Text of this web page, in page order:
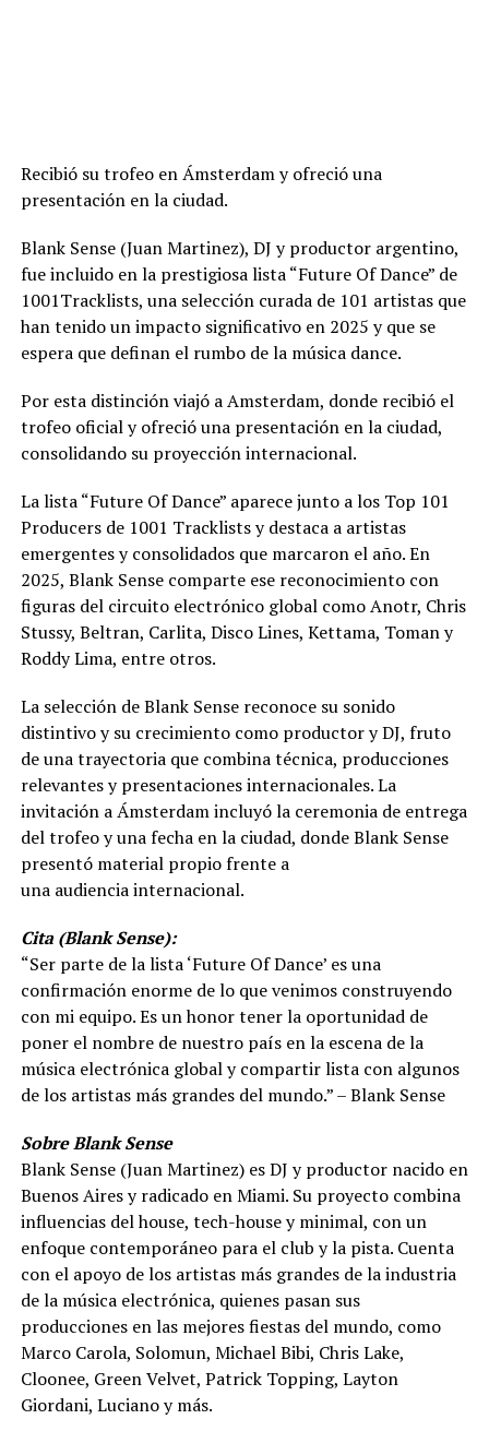
Recibió su trofeo en Ámsterdam y ofreció una
presentación en la ciudad.
Blank Sense (Juan Martinez), DJ y productor argentino,
fue incluido en la prestigiosa lista “Future Of Dance” de
1001Tracklists, una selección curada de 101 artistas que
han tenido un impacto significativo en 2025 y que se
espera que definan el rumbo de la música dance.
Por esta distinción viajó a Amsterdam, donde recibió el
trofeo oficial y ofreció una presentación en la ciudad,
consolidando su proyección internacional.
La lista “Future Of Dance” aparece junto a los Top 101
Producers de 1001 Tracklists y destaca a artistas
emergentes y consolidados que marcaron el año. En
2025, Blank Sense comparte ese reconocimiento con
figuras del circuito electrónico global como Anotr, Chris
Stussy, Beltran, Carlita, Disco Lines, Kettama, Toman y
Roddy Lima, entre otros.
La selección de Blank Sense reconoce su sonido
distintivo y su crecimiento como productor y DJ, fruto
de una trayectoria que combina técnica, producciones
relevantes y presentaciones internacionales. La
invitación a Ámsterdam incluyó la ceremonia de entrega
del trofeo y una fecha en la ciudad, donde Blank Sense
presentó material propio frente a
una audiencia internacional.
Cita (Blank Sense):
“Ser parte de la lista ‘Future Of Dance’ es una
confirmación enorme de lo que venimos construyendo
con mi equipo. Es un honor tener la oportunidad de
poner el nombre de nuestro país en la escena de la
música electrónica global y compartir lista con algunos
de los artistas más grandes del mundo.” – Blank Sense
Sobre Blank Sense
Blank Sense (Juan Martinez) es DJ y productor nacido en
Buenos Aires y radicado en Miami. Su proyecto combina
influencias del house, tech-house y minimal, con un
enfoque contemporáneo para el club y la pista. Cuenta
con el apoyo de los artistas más grandes de la industria
de la música electrónica, quienes pasan sus
producciones en las mejores fiestas del mundo, como
Marco Carola, Solomun, Michael Bibi, Chris Lake,
Cloonee, Green Velvet, Patrick Topping, Layton
Giordani, Luciano y más.